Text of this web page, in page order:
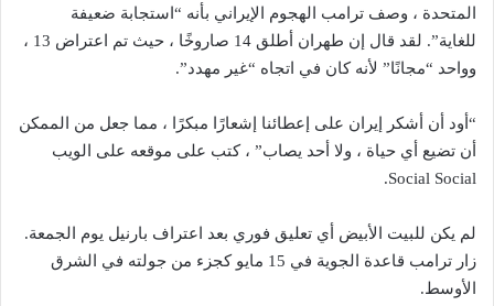
المتحدة ، وصف ترامب الهجوم الإيراني بأنه “استجابة ضعيفة
للغاية”. لقد قال إن طهران أطلق 14 صاروخًا ، حيث تم اعتراض 13 ،
وواحد “مجانًا” لأنه كان في اتجاه “غير مهدد”.
“أود أن أشكر إيران على إعطائنا إشعارًا مبكرًا ، مما جعل من الممكن
أن تضيع أي حياة ، ولا أحد يصاب” ، كتب على موقعه على الويب
Social Social.
لم يكن للبيت الأبيض أي تعليق فوري بعد اعتراف بارنيل يوم الجمعة.
زار ترامب قاعدة الجوية في 15 مايو كجزء من جولته في الشرق
الأوسط.